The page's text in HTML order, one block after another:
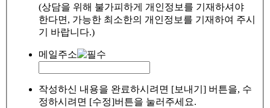
(상담을 위해 불가피하게 개인정보를 기재하셔야
한다면, 가능한 최소한의 개인정보를 기재하여 주시
기 바랍니다.)
메일주소
작성하신 내용을 완료하시려면 [보내기] 버튼을, 수
정하시려면 [수정]버튼을 눌러주세요.